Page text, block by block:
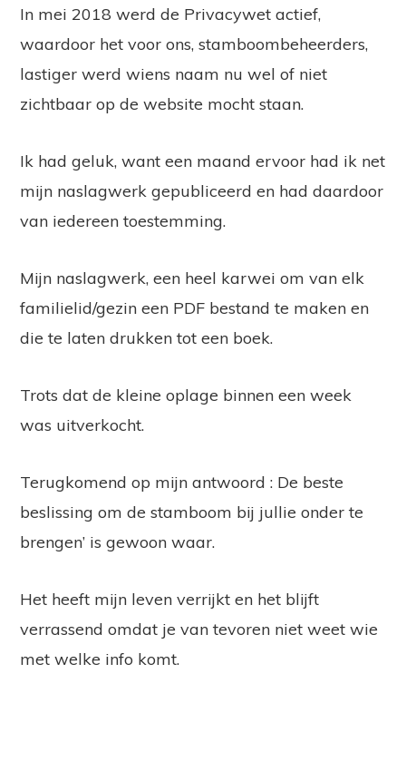
In mei 2018 werd de Privacywet actief,
waardoor het voor ons, stamboombeheerders,
lastiger werd wiens naam nu wel of niet
zichtbaar op de website mocht staan.
Ik had geluk, want een maand ervoor had ik net
mijn naslagwerk gepubliceerd en had daardoor
van iedereen toestemming.
Mijn naslagwerk, een heel karwei om van elk
familielid/gezin een PDF bestand te maken en
die te laten drukken tot een boek.
Trots dat de kleine oplage binnen een week
was uitverkocht.
Terugkomend op mijn antwoord : De beste
beslissing om de stamboom bij jullie onder te
brengen’ is gewoon waar.
Het heeft mijn leven verrijkt en het blijft
verrassend omdat je van tevoren niet weet wie
met welke info komt.